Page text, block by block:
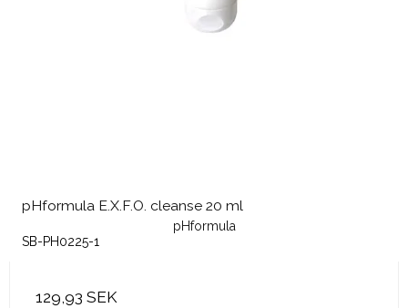
pHformula E.X.F.O. cleanse 20 ml
pHformula
SB-PH0225-1
129,93 SEK